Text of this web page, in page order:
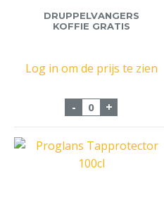
DRUPPELVANGERS
KOFFIE GRATIS
Log in om de prijs te zien
- +